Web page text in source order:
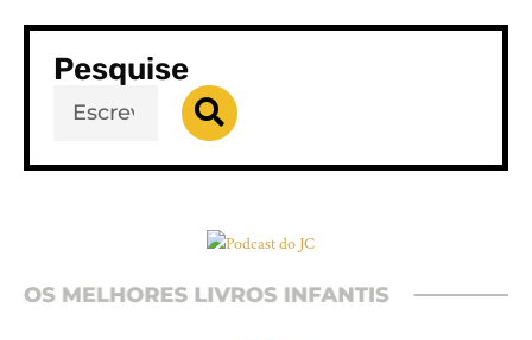
Pesquise